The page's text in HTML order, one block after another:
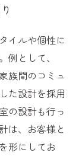
イルや個性に
として、
族間のコミュ
た設計を採用
の設計も行っ
は、お客様と
形にしてお